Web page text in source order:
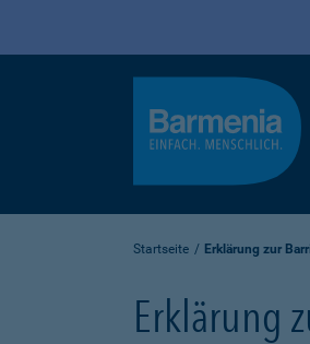
Startseite Erklärung zur
Erklärung